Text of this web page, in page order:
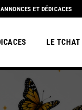
ÉTÉ À TOUS !
ANNONCES ET DÉDICACES
LE TCHAT